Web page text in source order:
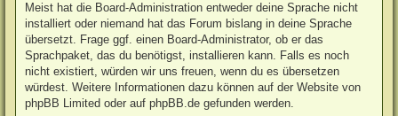
Meist hat die Board-Administration entweder deine Sprache nicht
installiert oder niemand hat das Forum bislang in deine Sprache
übersetzt. Frage ggf. einen Board-Administrator, ob er das
Sprachpaket, das du benötigst, installieren kann. Falls es noch
nicht existiert, würden wir uns freuen, wenn du es übersetzen
würdest. Weitere Informationen dazu können auf der Website von
phpBB Limited oder aufphpBB.de gefunden werden.